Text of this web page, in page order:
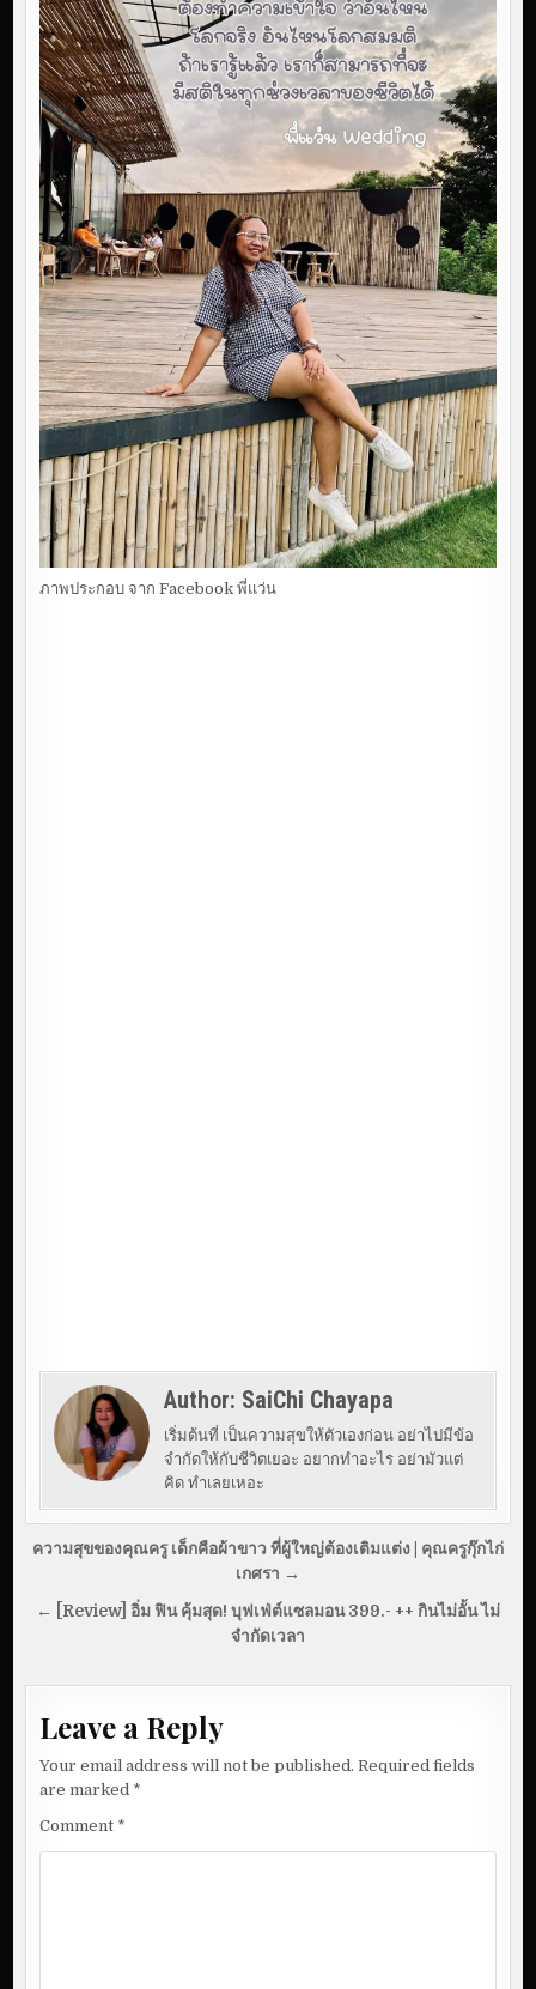
ภาพประกอบ จาก Facebook พี่แว่น
Author: SaiChi Chayapa
เริ่มต้นที่ เป็นความสุขให้ตัวเองก่อน อย่าไปมีข้อ
จำกัดให้กับชีวิตเยอะ อยากทำอะไร อย่ามัวแต่
คิด ทำเลยเหอะ
P
n
a
v
g
a
ความสุขของคุณครู เด็กคือผ้าขาว ที่ผู้ใหญ่ต้องเติมแต่ง | คุณครูกุ๊กไก่
เกศรา →
← [Review] อิ่ม ฟิน คุ้มสุด! บุฟเฟ่ต์แซลมอน 399.- ++ กินไม่อั้น ไม่
จำกัดเวลา
Leave a Reply
Your email address will not be published. Required fields
are marked *
Comment *